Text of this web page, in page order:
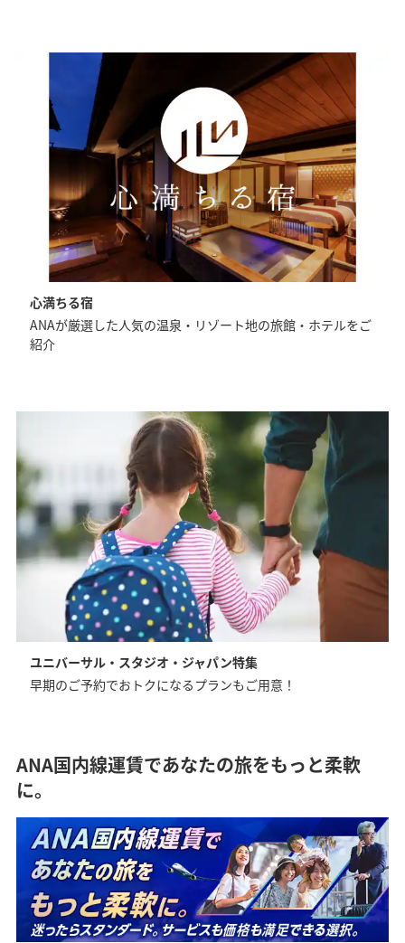
心満ちる宿
ANAが厳選した人気の温泉・リゾート地の旅館・ホテルをご
紹介
ユニバーサル・スタジオ・ジャパン特集
早期のご予約でおトクになるプランもご用意！
ANA国内線運賃であなたの旅をもっと柔軟
に。